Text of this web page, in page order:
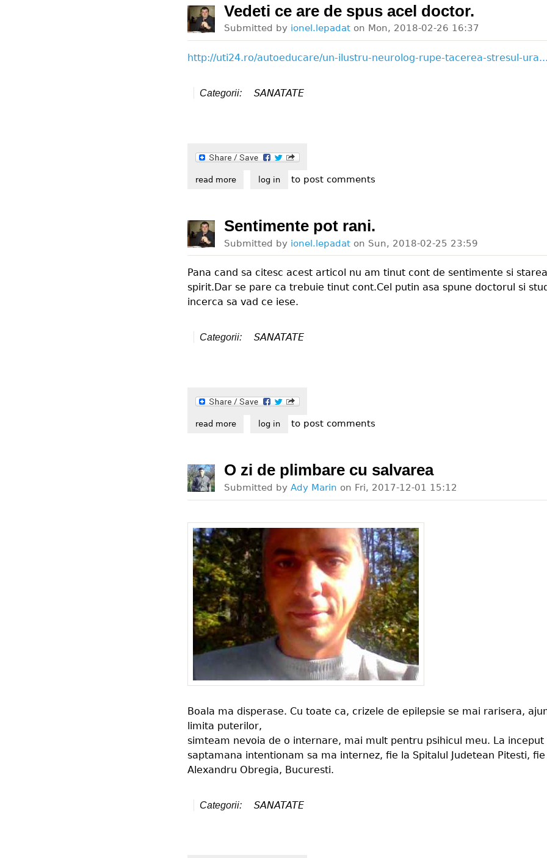
Vedeti ce are de spus acel doctor.
Submitted by ionel.lepadat on Mon, 2018-02-26 16:37
http://uti24.ro/autoeducare/un-ilustru-neurolog-rupe-tacerea-stresul-ura...
Categorii: SANATATE
read moreabout vedeti ce are de spus acel doctor.
log in to post comments
Sentimente pot rani.
Submitted by ionel.lepadat on Sun, 2018-02-25 23:59
Pana cand sa citesc acest articol nu am tinut cont de sentimente si
spirit.Dar se pare ca trebuie tinut cont.Cel putin asa spune doctorul si
incerca sa vad ce iese.
Categorii: SANATATE
read moreabout sentimente pot rani.
log in to post comments
O zi de plimbare cu salvarea
Submitted by Ady Marin on Fri, 2017-12-01 15:12
Boala ma disperase. Cu toate ca, crizele de epilepsie se mai rarisera,
limita puterilor,
simteam nevoia de o internare, mai mult pentru psihicul meu. La inceput
saptamana intentionam sa ma internez, fie la Spitalul Judetean Pitesti, fie
Alexandru Obregia, Bucuresti.
Categorii: SANATATE